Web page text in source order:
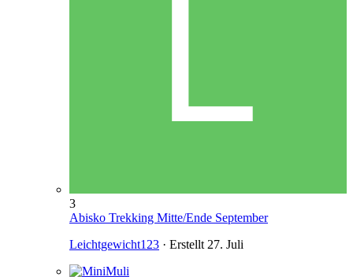
3
Abisko Trekking Mitte/Ende September
Leichtgewicht123 · Erstellt 27. Juli